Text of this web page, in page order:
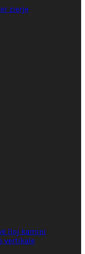
zierje
lloj kamini
vertikale